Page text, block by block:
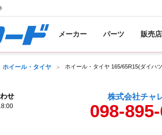
メーカー パーツ 販売店
ホイール・タイヤ ホイール・タイヤ 165/65R15(ダイハツ
せ 株式会社チャ
098-